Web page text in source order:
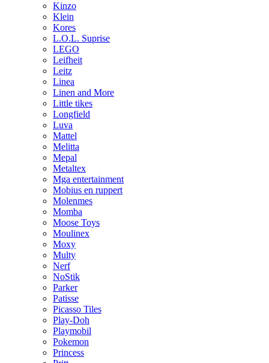
Kinzo
Klein
Kores
L.O.L. Suprise
LEGO
Leifheit
Leitz
Linea
Linen and More
Little tikes
Longfield
Luva
Mattel
Melitta
Mepal
Metaltex
Mga entertainment
Mobius en ruppert
Molenmes
Momba
Moose Toys
Moulinex
Moxy
Multy
Nerf
NoStik
Parker
Patisse
Picasso Tiles
Play-Doh
Playmobil
Pokemon
Princess